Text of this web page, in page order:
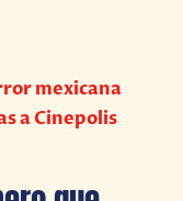
mexicana
a Cinepolis